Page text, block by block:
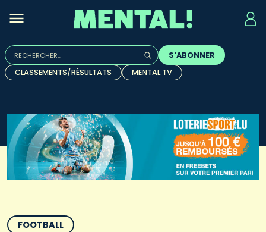
Rechercher :
Quand les résultats de l'auto-complétion sont
S'ABONNER
CLASSEMENTS/RÉSULTATS
MENTAL TV
FOOTBALL